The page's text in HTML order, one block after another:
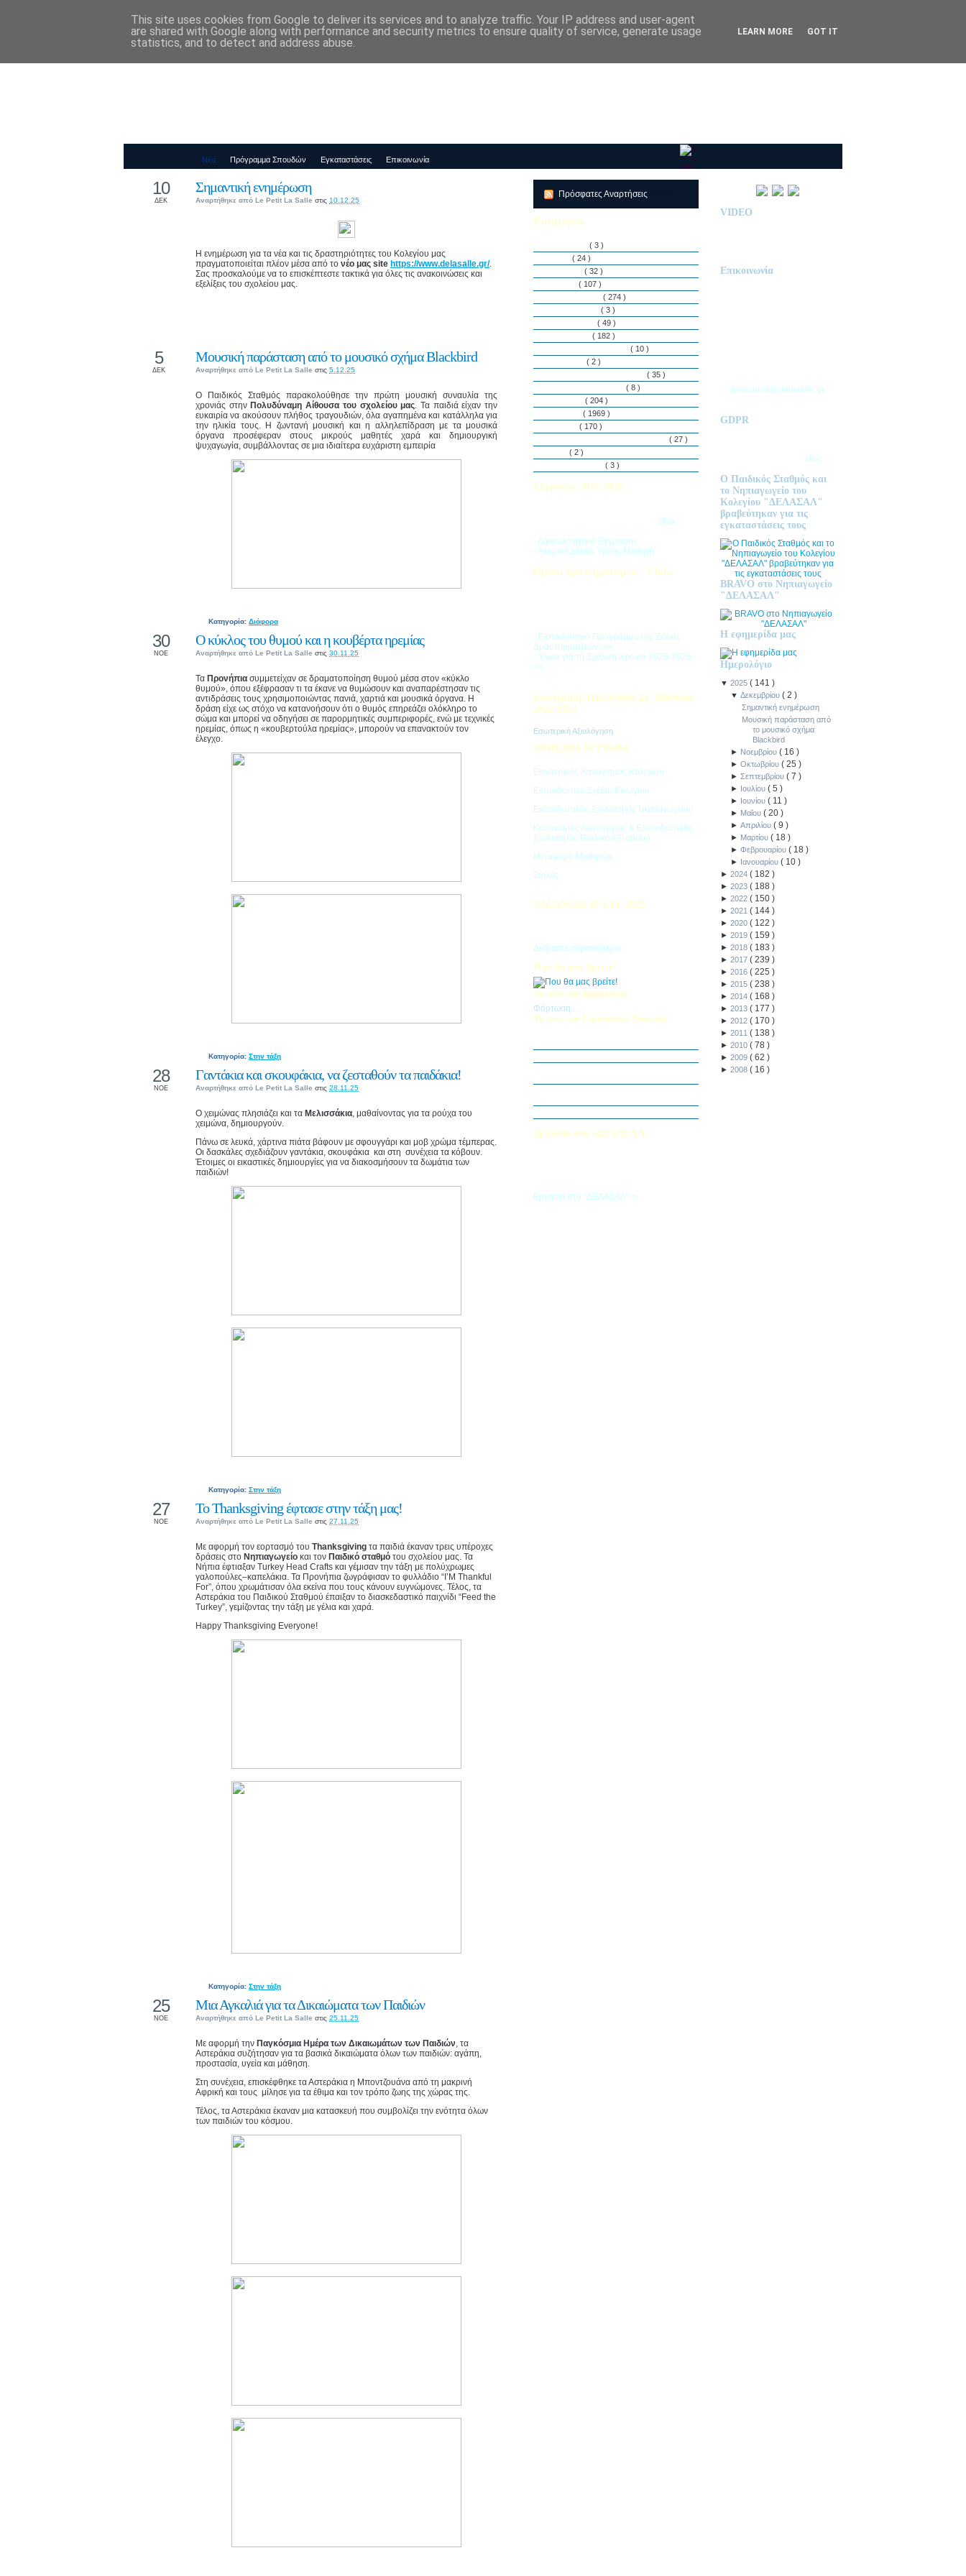
Παιδικός Σταθμός-Νηπιαγωγείο "ΔΕΛΑΣΑΛ"
Νέα Πρόγραμμα Σπουδών Εγκαταστάσεις Επικοινωνία
Σημαντική ενημέρωση
Αναρτήθηκε από Le Petit La Salle στις 10.12.25
10
ΔΕΚ
Η ενημέρωση για τα νέα και τις δραστηριότητες του Κολεγίου μας
πραγματοποιείται πλέον μέσα από το νέο μας site https://www.delasalle.gr/.
Σας προσκαλούμε να το επισκέπτεστε τακτικά για όλες τις ανακοινώσεις και
εξελίξεις του σχολείου μας.
Μουσική παράσταση από το μουσικό σχήμα Blackbird
Αναρτήθηκε από Le Petit La Salle στις 5.12.25
5
ΔΕΚ
Ο Παιδικός Σταθμός παρακολούθησε την πρώτη μουσική συναυλία της
χρονιάς στην Πολυδύναμη Αίθουσα του σχολείου μας. Τα παιδιά είχαν την
ευκαιρία να ακούσουν πλήθος τραγουδιών, όλα αγαπημένα και κατάλληλα για
την ηλικία τους. Η ζωντανή μουσική και η αλληλεπίδραση με τα μουσικά
όργανα προσέφεραν στους μικρούς μαθητές χαρά και δημιουργική
ψυχαγωγία, συμβάλλοντας σε μια ιδιαίτερα ευχάριστη εμπειρία
Κατηγορία: Διάφορα
Ο κύκλος του θυμού και η κουβέρτα ηρεμίας
Αναρτήθηκε από Le Petit La Salle στις 30.11.25
30
ΝΟΕ
Τα Προνήπια συμμετείχαν σε δραματοποίηση θυμού μέσα στον «κύκλο
θυμού», όπου εξέφρασαν τι τα έκανε να θυμώσουν και αναπαρέστησαν τις
αντιδράσεις τους χρησιμοποιώντας πανιά, χαρτιά και μουσικά όργανα. Η
δράση είχε ως στόχο να κατανοήσουν ότι ο θυμός επηρεάζει ολόκληρο το
σώμα και μπορεί να οδηγήσει σε παρορμητικές συμπεριφορές, ενώ με τεχνικές
ηρεμίας, όπως η «κουβερτούλα ηρεμίας», μπορούν να επανακτούν τον
έλεγχο.
Κατηγορία: Στην τάξη
Γαντάκια και σκουφάκια, να ζεσταθούν τα παιδάκια!
Αναρτήθηκε από Le Petit La Salle στις 28.11.25
28
ΝΟΕ
Ο χειμώνας πλησιάζει και τα Μελισσάκια, μαθαίνοντας για τα ρούχα του
χειμώνα, δημιουργούν.
Πάνω σε λευκά, χάρτινα πιάτα βάφουν με σφουγγάρι και μοβ χρώμα τέμπερας.
Οι δασκάλες σχεδιάζουν γαντάκια, σκουφάκια και στη συνέχεια τα κόβουν.
Έτοιμες οι εικαστικές δημιουργίες για να διακοσμήσουν τα δωμάτια των
παιδιών!
Κατηγορία: Στην τάξη
Το Thanksgiving έφτασε στην τάξη μας!
Αναρτήθηκε από Le Petit La Salle στις 27.11.25
27
ΝΟΕ
Με αφορμή τον εορτασμό του Thanksgiving τα παιδιά έκαναν τρεις υπέροχες
δράσεις στο Νηπιαγωγείο και τον Παιδικό σταθμό του σχολείου μας. Τα
Νήπια έφτιαξαν Turkey Head Crafts και γέμισαν την τάξη με πολύχρωμες
γαλοπούλες–καπελάκια. Τα Προνήπια ζωγράφισαν το φυλλάδιο “I’M Thankful
For”, όπου χρωμάτισαν όλα εκείνα που τους κάνουν ευγνώμονες. Τέλος, τα
Αστεράκια του Παιδικού Σταθμού έπαιξαν το διασκεδαστικό παιχνίδι “Feed the
Turkey”, γεμίζοντας την τάξη με γέλια και χαρά.
Happy Thanksgiving Everyone!
Κατηγορία: Στην τάξη
Μια Αγκαλιά για τα Δικαιώματα των Παιδιών
Αναρτήθηκε από Le Petit La Salle στις 25.11.25
25
ΝΟΕ
Με αφορμή την Παγκόσμια Ημέρα των Δικαιωμάτων των Παιδιών, τα
Αστεράκια συζήτησαν για τα βασικά δικαιώματα όλων των παιδιών: αγάπη,
προστασία, υγεία και μάθηση.
Στη συνέχεια, επισκέφθηκε τα Αστεράκια η Μποντζουάνα από τη μακρινή
Αφρική και τους μίλησε για τα έθιμα και τον τρόπο ζωης της χώρας της.
Τέλος, τα Αστεράκια έκαναν μια κατασκευή που συμβολίζει την ενότητα όλων
των παιδιών του κόσμου.
Πρόσφατες Αναρτήσεις
Κατηγορίες
( 3 )
( 24 )
( 32 )
( 107 )
( 274 )
( 3 )
( 49 )
( 182 )
( 10 )
( 2 )
( 35 )
( 8 )
( 204 )
( 1969 )
( 170 )
( 27 )
( 2 )
( 3 )
Εγγραφές 2025-2026
εδώ.
- Δικαιολογητικά Εγγραφής
- Ατομικό Δελτίο Υγείας Μαθητή
Όμιλοι Δραστηριοτήτων - Clubs
- Εκπαιδευτικό Πρόγραμμα της Ζώνης
Δραστηριοτήτων ->>
- Υλικά για τη Σχολική Χρονιά 2025-2026 -
>>
Εσωτερική Αξιολόγηση Σχ. Μονάδας
2022-2023
Εσωτερική Αξιολόγηση
ΧΡΗΣΙΜΑ ΕΓΓΡΑΦΑ
Εσωτερικός Κανονισμός Κολεγίου
Εκπαιδευτικό Σχέδιο Κολεγίου
Εκπαιδευτικός Σχεδιασμός Νηπιαγωγείου
Κανονισμός Λειτουργίας & Εκπαιδευτικός
Σχεδιασμός Παιδικού Σταθμού
Μεταφορά Μαθητών
Στολές
VACANCES D’ ÉTÉ 2025
Διαβάστε περισσότερα
Που θα μας βρείτε!
Τα νέα του Δημοτικού
Φόρτωση...
Τα νέα του Γυμνασίου-Λυκείου
Εργασία στο «ΔΕΛΑΣΑΛ»
Εργασία στο "ΔΕΛΑΣΑΛ"->
VIDEO
Επικοινωνία
preschool@delasalle.gr
GDPR
εδώ
Ο Παιδικός Σταθμός και
το Νηπιαγωγείο του
Κολεγίου "ΔΕΛΑΣΑΛ"
βραβεύτηκαν για τις
εγκαταστάσεις τους
BRAVO στο Νηπιαγωγείο
"ΔΕΛΑΣΑΛ"
Η εφημερίδα μας
Ημερολόγιο
▼ 2025 ( 141 )
▼Δεκεμβρίου(2)
Σημαντική ενημέρωση
Μουσική παράσταση από
το μουσικό σχήμα
Blackbird
► Νοεμβρίου( 16)
►Οκτωβρίου(25)
►Σεπτεμβρίου(7)
► Ιουλίου(5)
► Ιουνίου( 11)
► Μαΐου(20)
►Απριλίου(9)
► Μαρτίου( 18)
►Φεβρουαρίου( 18)
► Ιανουαρίου( 10)
► 2024 ( 182 )
► 2023 ( 188 )
► 2022 ( 150 )
► 2021 ( 144 )
► 2020 ( 122 )
► 2019 ( 159 )
► 2018 ( 183 )
► 2017 ( 239 )
► 2016 ( 225 )
► 2015 ( 238 )
► 2014 ( 168 )
► 2013 ( 177 )
► 2012 ( 170 )
► 2011 ( 138 )
► 2010 ( 78 )
► 2009 ( 62 )
► 2008 ( 16 )
This site uses cookies from Google to deliver its services and to analyze traffic. Your IP address and user-agent
are shared with Google along with performance and security metrics to ensure quality of service, generate usage
statistics, and to detect and address abuse.
LEARN MORE GOT IT